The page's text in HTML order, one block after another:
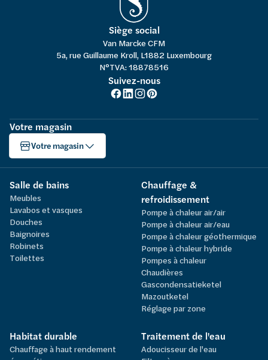
Siège social
Van Marcke CFM
5a, rue Guillaume Kroll, L1882 Luxembourg
N°TVA: 18878516
Suivez-nous
Votre magasin
Votre magasin
Salle de bains
Meubles
Lavabos et vasques
Douches
Baignoires
Robinets
Toilettes
Chauffage &
refroidissement
Pompe à chaleur air/air
Pompe à chaleur air/eau
Pompe à chaleur géothermique
Pompe à chaleur hybride
Pompes à chaleur
Chaudières
Gascondensatieketel
Mazoutketel
Réglage par zone
Habitat durable
Chauffage à haut rendement
Traitement de l'eau
Adoucisseur de l'eau